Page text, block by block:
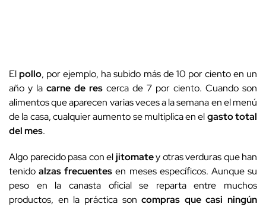
Elpollo, por ejemplo, ha subido más de 10 por ciento en un
año y la carne de res cerca de 7 por ciento. Cuando son
alimentos que aparecen varias veces a la semana en el menú
de la casa, cualquier aumento se multiplica en elgasto total
del mes.
Algo parecido pasa con eljitomatey otras verduras que han
tenidoalzas frecuentes en meses específicos. Aunque su
peso en la canasta oficial se reparta entre muchos
productos, en la práctica soncompras que casi ningún